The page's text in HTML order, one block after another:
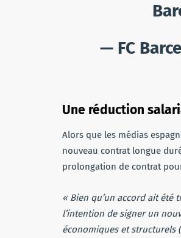
— FC
Une réduction
Alors que les médias
nouveau contrat longue
prolongation de contrat
« Bien qu’un accord ait été
l’intention de signer un
économiques et structurels